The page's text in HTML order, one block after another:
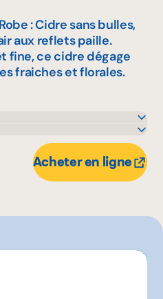
: Cidre sans bulles,
aux reflets paille.
fine, ce cidre dégage
fraiches et florales.
Acheter en ligne